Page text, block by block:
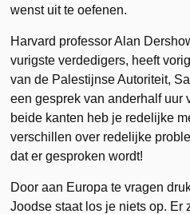
wenst uit te oefenen.
Harvard professor Alan
vurigste verdedigers, heeft
van de Palestijnse Autoriteit,
een gesprek van anderhalf uur
beide kanten heb je redelijke
verschillen over redelijke
dat er gesproken wordt!
Door aan Europa te vragen
Joodse staat los je niets op. Er